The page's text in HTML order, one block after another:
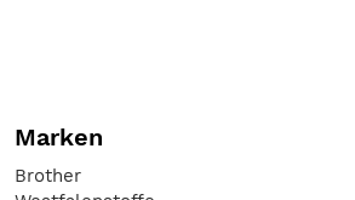
Marken
Brother